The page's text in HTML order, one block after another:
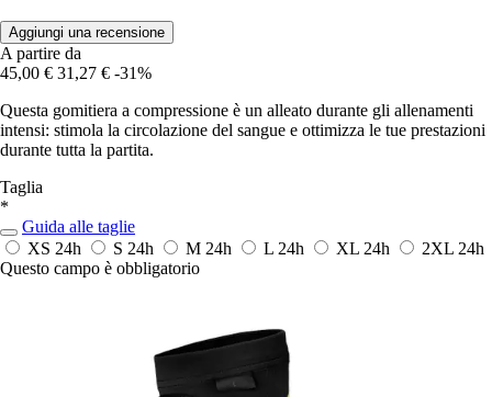
Aggiungi una recensione
A partire da
45,00 € 31,27 € -31%
Questa gomitiera a compressione è un alleato durante gli allenamenti
intensi: stimola la circolazione del sangue e ottimizza le tue prestazioni
durante tutta la partita.
Taglia
*
Guida alle taglie
XS 24h S 24h M 24h L 24h XL 24h 2XL 24h
Questo campo è obbligatorio